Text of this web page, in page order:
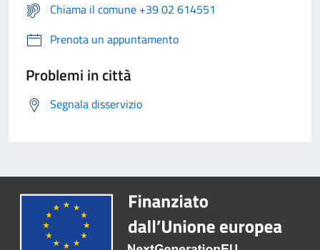
Chiama il comune +39 02 614551
Prenota un appuntamento
Problemi in città
Segnala disservizio